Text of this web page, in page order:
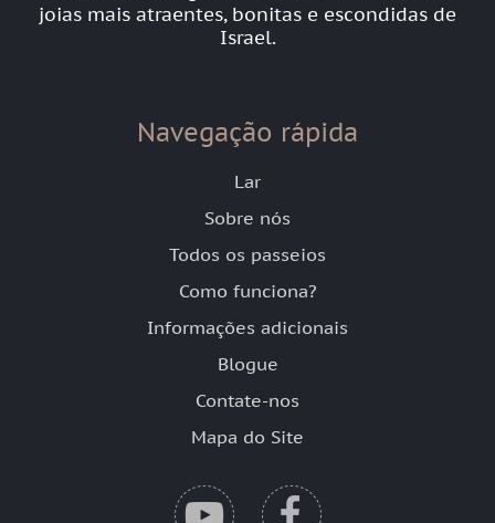
joias mais atraentes, bonitas e escondidas de
Israel.
Navegação rápida
Lar
Sobre nós
Todos os passeios
Como funciona?
Informações adicionais
Blogue
Contate-nos
Mapa do Site